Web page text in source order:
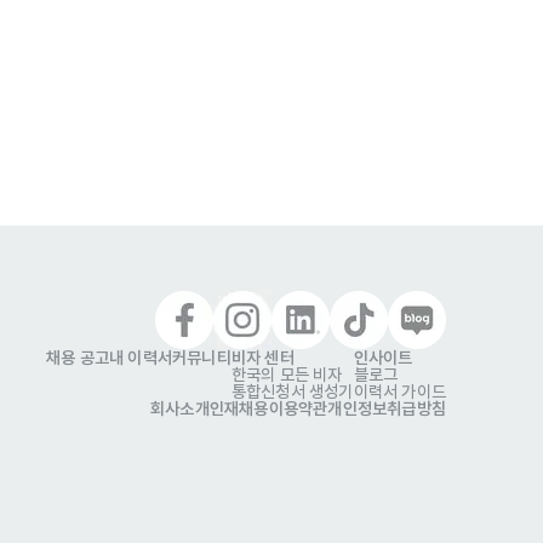
채용 공고내 이력서커뮤니티 비자 센터
한국의 모든 비자
통합신청서 생성기
인사이트
블로그
이력서 가이드
회사소개인재채용이용약관개인정보취급방침